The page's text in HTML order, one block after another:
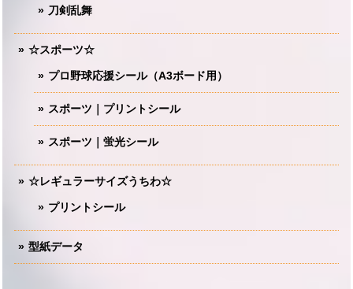
刀剣乱舞
☆スポーツ☆
プロ野球応援シール（A3ボード用）
スポーツ｜プリントシール
スポーツ｜蛍光シール
☆レギュラーサイズうちわ☆
プリントシール
型紙データ